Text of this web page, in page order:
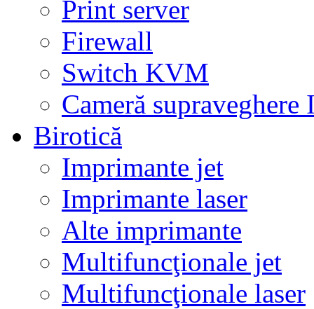
Print server
Firewall
Switch KVM
Cameră supraveghere
Birotică
Imprimante jet
Imprimante laser
Alte imprimante
Multifuncţionale jet
Multifuncţionale laser